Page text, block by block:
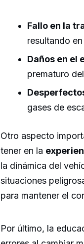
Fallo en la
resultando
Daños en el
prematuro
gases de
Otro aspecto
tener en la
la dinámica del
situaciones
para mantener el
Por último, la